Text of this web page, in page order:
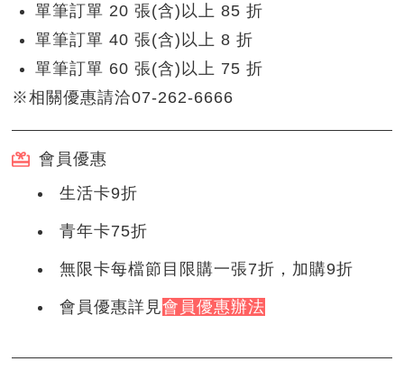
單筆訂單 20 張(含)以上 85 折
單筆訂單 40 張(含)以上 8 折
單筆訂單 60 張(含)以上 75 折
※相關優惠請洽07-262-6666
會員優惠
生活卡9折
青年卡75折
無限卡每檔節目限購一張7折，加購9折
會員優惠詳見會員優惠辦法